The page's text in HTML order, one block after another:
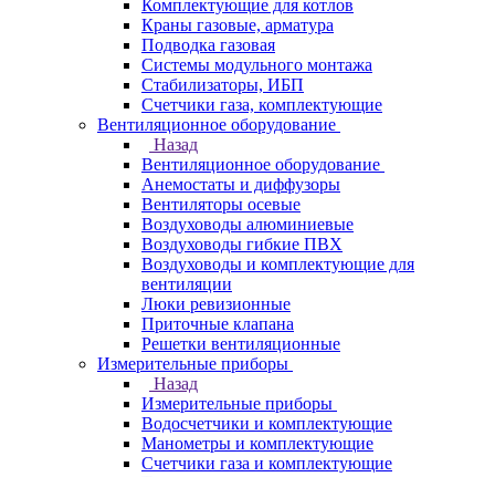
Комплектующие для котлов
Краны газовые, арматура
Подводка газовая
Системы модульного монтажа
Стабилизаторы, ИБП
Счетчики газа, комплектующие
Вентиляционное оборудование
Назад
Вентиляционное оборудование
Анемостаты и диффузоры
Вентиляторы осевые
Воздуховоды алюминиевые
Воздуховоды гибкие ПВХ
Воздуховоды и комплектующие для
вентиляции
Люки ревизионные
Приточные клапана
Решетки вентиляционные
Измерительные приборы
Назад
Измерительные приборы
Водосчетчики и комплектующие
Манометры и комплектующие
Счетчики газа и комплектующие